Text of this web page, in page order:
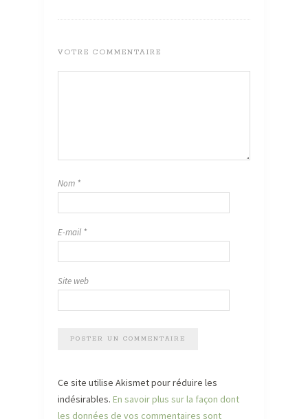
VOTRE COMMENTAIRE
Nom *
E-mail *
Site web
Ce site utilise Akismet pour réduire les
indésirables. En savoir plus sur la façon dont
les données de vos commentaires sont